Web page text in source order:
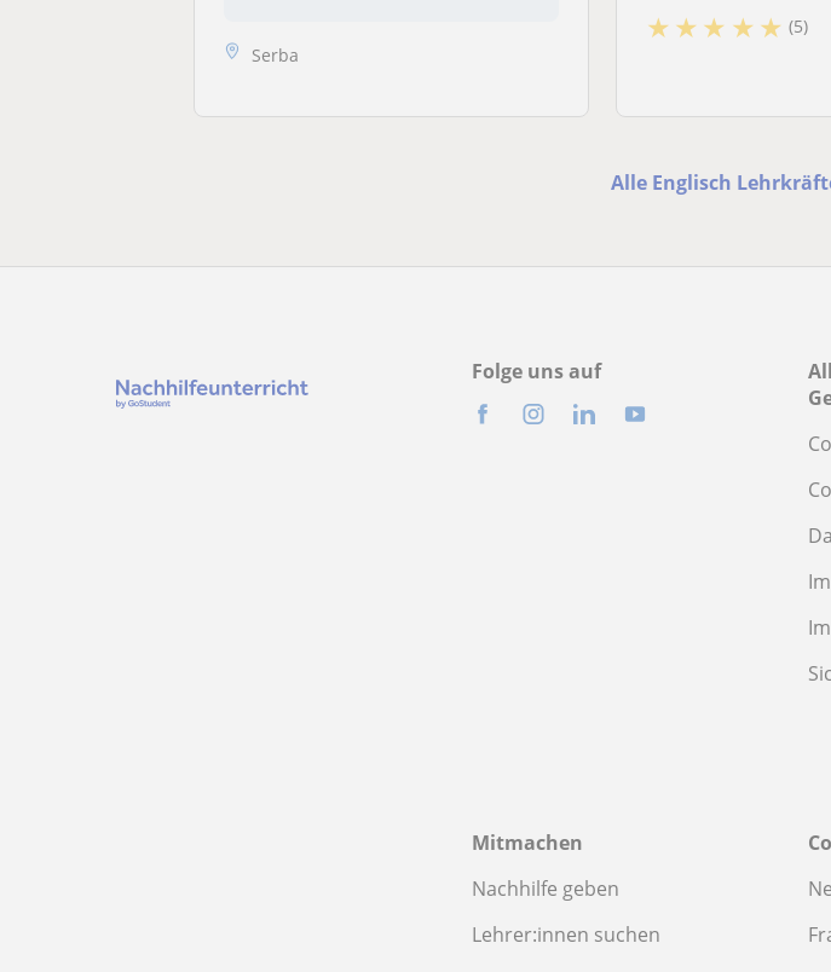
Serba
★★★ ★★ (5)
Alle Englisch
Folge uns auf
Mitmachen
Nachhilfe geben
Lehrer:innen suchen